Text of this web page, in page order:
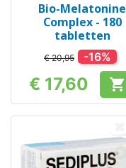
Bio-Melatonine
Complex - 180
tabletten
€ 20,95 -16%
Prijs
€ 17,60 